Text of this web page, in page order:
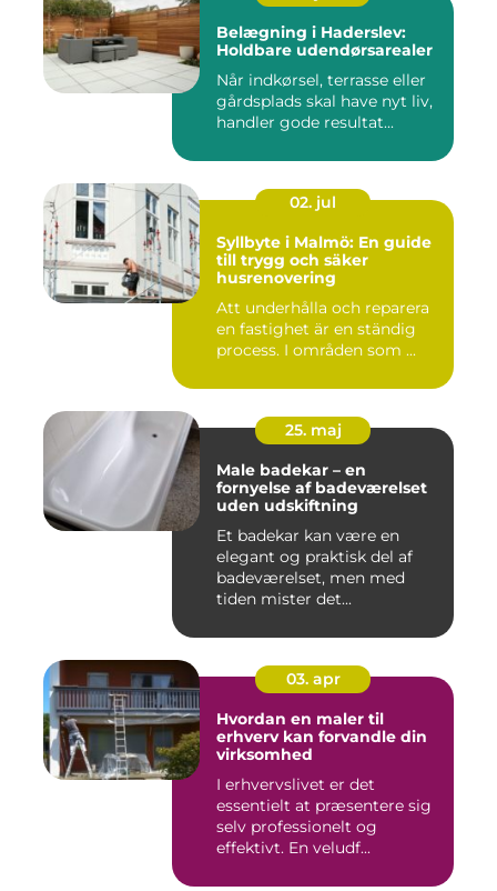
Belægning i Haderslev:
Holdbare udendørsarealer
Når indkørsel, terrasse eller
gårdsplads skal have nyt liv,
handler gode resultat...
02. jul
Syllbyte i Malmö: En guide
till trygg och säker
husrenovering
Att underhålla och reparera
en fastighet är en ständig
process. I områden som ...
25. maj
Male badekar – en
fornyelse af badeværelset
uden udskiftning
Et badekar kan være en
elegant og praktisk del af
badeværelset, men med
tiden mister det...
03. apr
Hvordan en maler til
erhverv kan forvandle din
virksomhed
I erhvervslivet er det
essentielt at præsentere sig
selv professionelt og
effektivt. En veludf...